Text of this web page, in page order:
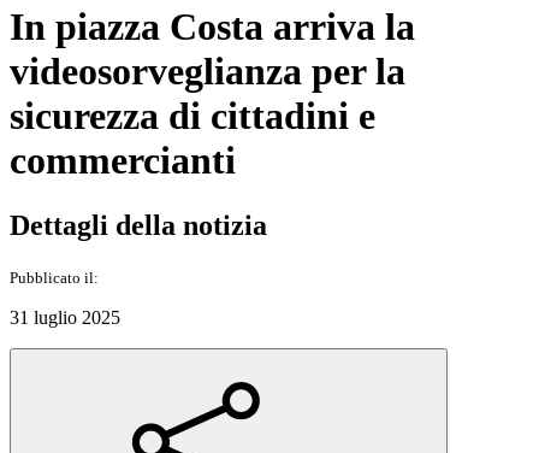
In piazza Costa arriva la
videosorveglianza per la
sicurezza di cittadini e
commercianti
Dettagli della notizia
Pubblicato il:
31 luglio 2025